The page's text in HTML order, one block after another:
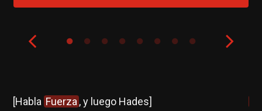
[Habla Fuerza, y luego Hades]